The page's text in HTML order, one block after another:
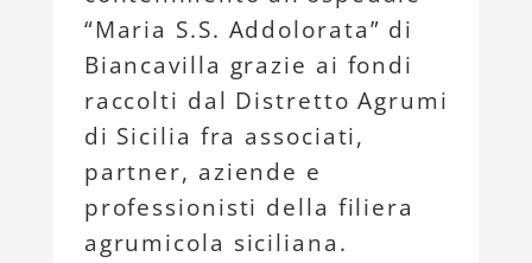
“Maria S.S. Addolorata” di
Biancavilla grazie ai fondi
raccolti dal Distretto Agrumi
di Sicilia fra associati,
partner, aziende e
professionisti della filiera
agrumicola siciliana.